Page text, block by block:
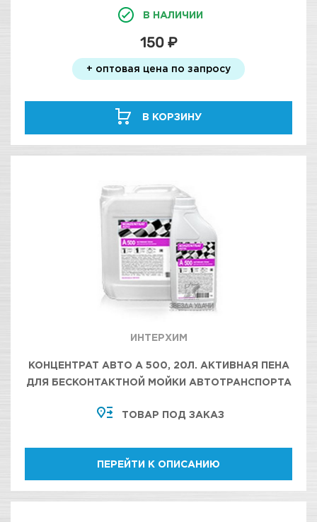
В НАЛИЧИИ
150 ₽
+ оптовая цена по запросу
В КОРЗИНУ
ИНТЕРХИМ
КОНЦЕНТРАТ АВТО А 500, 20Л. АКТИВНАЯ ПЕНА
ДЛЯ БЕСКОНТАКТНОЙ МОЙКИ АВТОТРАНСПОРТА
ТОВАР ПОД ЗАКАЗ
ПЕРЕЙТИ К ОПИСАНИЮ